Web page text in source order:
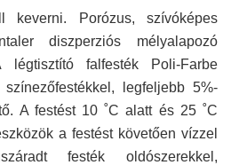
Porózus, szívóképes
diszperziós mélyalapozó
légtisztító falfesték Poli-Farbe
legfeljebb 5%-
A festést 10 ˚C alatt és 25 ˚C
a festést követően vízzel
festék oldószerekkel,